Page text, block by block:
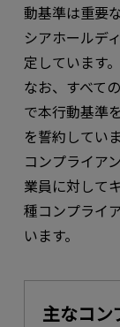
動基準は重要
シアホールデ
定しています。
なお、すべて
で本行動基準
を誓約していま
コンプライア
業員に対して
種コンプライ
います。
主なコン